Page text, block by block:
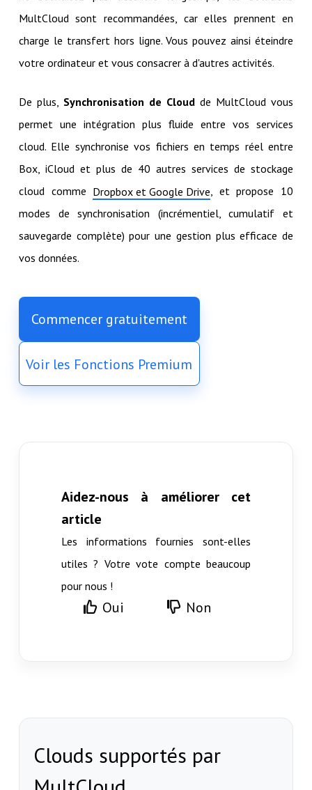
MultCloud sont recommandées, car elles prennent en
charge le transfert hors ligne. Vous pouvez ainsi éteindre
votre ordinateur et vous consacrer à d'autres activités.
De plus, Synchronisation de Cloud de MultCloud vous
permet une intégration plus fluide entre vos services
cloud. Elle synchronise vos fichiers en temps réel entre
Box, iCloud et plus de 40 autres services de stockage
cloud comme Dropbox et Google Drive, et propose 10
modes de synchronisation (incrémentiel, cumulatif et
sauvegarde complète) pour une gestion plus efficace de
vos données.
Commencer gratuitement
Voir les Fonctions Premium
Aidez-nous à améliorer cet
article
Les informations fournies sont-elles
utiles ? Votre vote compte beaucoup
pour nous !
Oui Non
Clouds supportés par